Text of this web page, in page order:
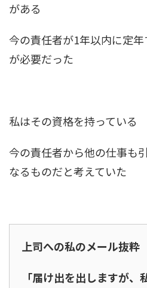
がある
今の責任者が1年以内に定
が必要だった
私はその資格を持っている
今の責任者から他の仕事も
なるものだと考えていた
上司への私のメール抜粋
「届け出を出しますが、